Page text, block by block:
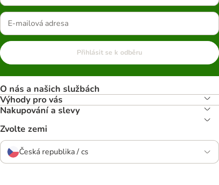
Přihlásit se k odběru
O nás a našich službách
Výhody pro vás
Nakupování a slevy
Zvolte zemi
Česká republika / cs